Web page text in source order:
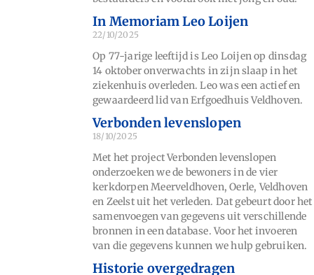
In Memoriam Leo Loijen
22/10/2025
Op 77-jarige leeftijd is Leo Loijen op dinsdag
14 oktober onverwachts in zijn slaap in het
ziekenhuis overleden. Leo was een actief en
gewaardeerd lid van Erfgoedhuis Veldhoven.
Verbonden levenslopen
18/10/2025
Met het project Verbonden levenslopen
onderzoeken we de bewoners in de vier
kerkdorpen Meerveldhoven, Oerle, Veldhoven
en Zeelst uit het verleden. Dat gebeurt door het
samenvoegen van gegevens uit verschillende
bronnen in een database. Voor het invoeren
van die gegevens kunnen we hulp gebruiken.
Historie overgedragen